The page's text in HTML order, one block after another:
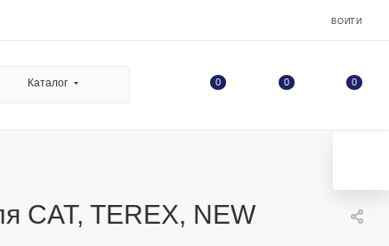
ВОЙТИ
Каталог 0 0 0
CAT, TEREX, NEW